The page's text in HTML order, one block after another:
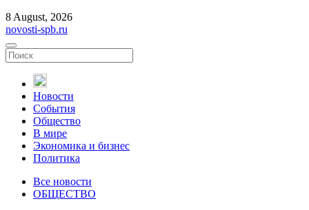
8 August, 2026
novosti-spb.ru
Новости
События
Общество
В мире
Экономика и бизнес
Политика
Все новости
ОБЩЕСТВО